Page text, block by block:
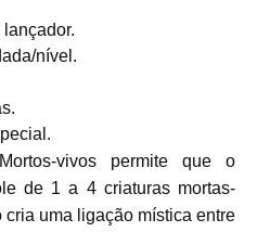
nível.
vivos permite que o
de 1 a 4 criaturas mortas-
uma ligação mística entre